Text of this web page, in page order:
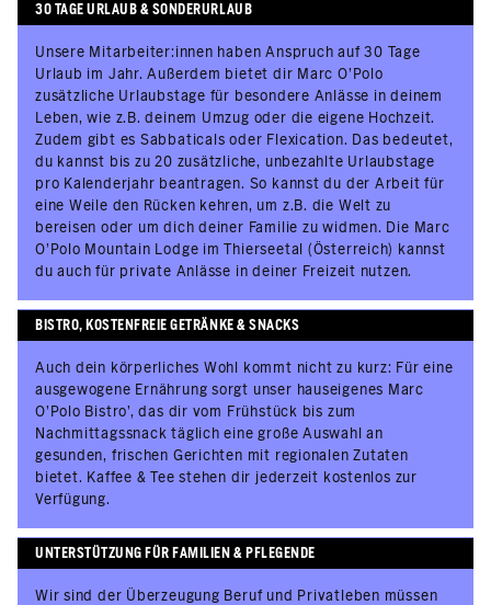
30 TAGE URLAUB & SONDERURLAUB
Unsere Mitarbeiter:innen haben Anspruch auf 30 Tage
Urlaub im Jahr. Außerdem bietet dir Marc O’Polo
zusätzliche Urlaubstage für besondere Anlässe in deinem
Leben, wie z.B. deinem Umzug oder die eigene Hochzeit.
Zudem gibt es Sabbaticals oder Flexication. Das bedeutet,
du kannst bis zu 20 zusätzliche, unbezahlte Urlaubstage
pro Kalenderjahr beantragen. So kannst du der Arbeit für
eine Weile den Rücken kehren, um z.B. die Welt zu
bereisen oder um dich deiner Familie zu widmen. Die Marc
O’Polo Mountain Lodge im Thierseetal (Österreich) kannst
du auch für private Anlässe in deiner Freizeit nutzen.
BISTRO, KOSTENFREIE GETRÄNKE & SNACKS
Auch dein körperliches Wohl kommt nicht zu kurz: Für eine
ausgewogene Ernährung sorgt unser hauseigenes Marc
O'Polo Bistro', das dir vom Frühstück bis zum
Nachmittagssnack täglich eine große Auswahl an
gesunden, frischen Gerichten mit regionalen Zutaten
bietet. Kaffee & Tee stehen dir jederzeit kostenlos zur
Verfügung.
UNTERSTÜTZUNG FÜR FAMILIEN & PFLEGENDE
Wir sind der Überzeugung Beruf und Privatleben müssen